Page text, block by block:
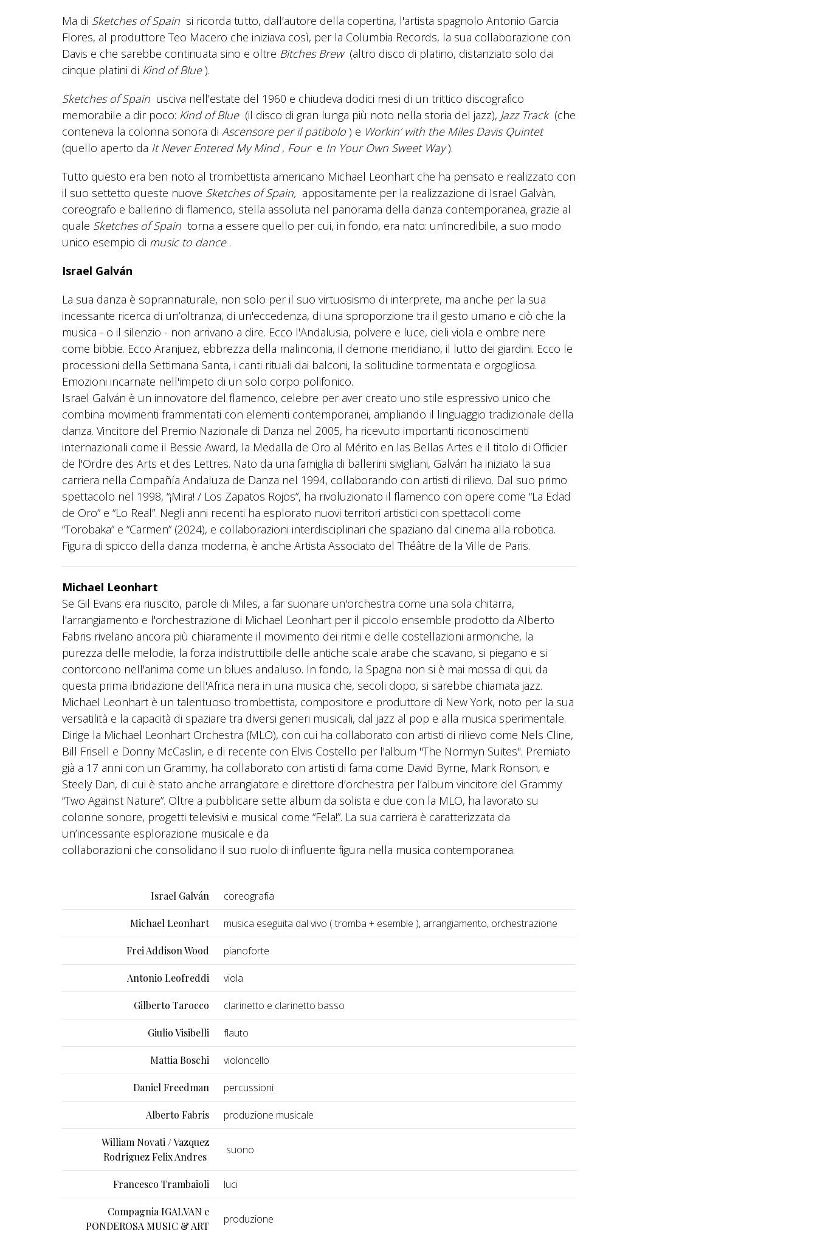
Ma di Sketches of Spain si ricorda tutto, dall’autore della copertina, l'artista spagnolo Antonio Garcia
Flores, al produttore Teo Macero che iniziava così, per la Columbia Records, la sua collaborazione con
Davis e che sarebbe continuata sino e oltre Bitches Brew (altro disco di platino, distanziato solo dai
cinque platini di Kind of Blue ).
Sketches of Spain usciva nell’estate del 1960 e chiudeva dodici mesi di un trittico discografico
memorabile a dir poco: Kind of Blue (il disco di gran lunga più noto nella storia del jazz), Jazz Track (che
conteneva la colonna sonora di Ascensore per il patibolo ) e Workin’ with the Miles Davis Quintet
(quello aperto da It Never Entered My Mind , Four e In Your Own Sweet Way ).
Tutto questo era ben noto al trombettista americano Michael Leonhart che ha pensato e realizzato con
il suo settetto queste nuove Sketches of Spain, appositamente per la realizzazione di Israel Galvàn,
coreografo e ballerino di flamenco, stella assoluta nel panorama della danza contemporanea, grazie al
quale Sketches of Spain torna a essere quello per cui, in fondo, era nato: un’incredibile, a suo modo
unico esempio di music to dance .
Israel Galván
La sua danza è soprannaturale, non solo per il suo virtuosismo di interprete, ma anche per la sua
incessante ricerca di un’oltranza, di un'eccedenza, di una sproporzione tra il gesto umano e ciò che la
musica - o il silenzio - non arrivano a dire. Ecco l'Andalusia, polvere e luce, cieli viola e ombre nere
come bibbie. Ecco Aranjuez, ebbrezza della malinconia, il demone meridiano, il lutto dei giardini. Ecco le
processioni della Settimana Santa, i canti rituali dai balconi, la solitudine tormentata e orgogliosa.
Emozioni incarnate nell'impeto di un solo corpo polifonico.
Israel Galván è un innovatore del flamenco, celebre per aver creato uno stile espressivo unico che
combina movimenti frammentati con elementi contemporanei, ampliando il linguaggio tradizionale della
danza. Vincitore del Premio Nazionale di Danza nel 2005, ha ricevuto importanti riconoscimenti
internazionali come il Bessie Award, la Medalla de Oro al Mérito en las Bellas Artes e il titolo di Officier
de l'Ordre des Arts et des Lettres. Nato da una famiglia di ballerini sivigliani, Galván ha iniziato la sua
carriera nella Compañía Andaluza de Danza nel 1994, collaborando con artisti di rilievo. Dal suo primo
spettacolo nel 1998, “¡Mira! / Los Zapatos Rojos”, ha rivoluzionato il flamenco con opere come “La Edad
de Oro” e “Lo Real”. Negli anni recenti ha esplorato nuovi territori artistici con spettacoli come
“Torobaka” e “Carmen” (2024), e collaborazioni interdisciplinari che spaziano dal cinema alla robotica.
Figura di spicco della danza moderna, è anche Artista Associato del Théâtre de la Ville de Paris.
Michael Leonhart
Se Gil Evans era riuscito, parole di Miles, a far suonare un'orchestra come una sola chitarra,
l'arrangiamento e l'orchestrazione di Michael Leonhart per il piccolo ensemble prodotto da Alberto
Fabris rivelano ancora più chiaramente il movimento dei ritmi e delle costellazioni armoniche, la
purezza delle melodie, la forza indistruttibile delle antiche scale arabe che scavano, si piegano e si
contorcono nell'anima come un blues andaluso. In fondo, la Spagna non si è mai mossa di qui, da
questa prima ibridazione dell'Africa nera in una musica che, secoli dopo, si sarebbe chiamata jazz.
Michael Leonhart è un talentuoso trombettista, compositore e produttore di New York, noto per la sua
versatilità e la capacità di spaziare tra diversi generi musicali, dal jazz al pop e alla musica sperimentale.
Dirige la Michael Leonhart Orchestra (MLO), con cui ha collaborato con artisti di rilievo come Nels Cline,
Bill Frisell e Donny McCaslin, e di recente con Elvis Costello per l'album "The Normyn Suites". Premiato
già a 17 anni con un Grammy, ha collaborato con artisti di fama come David Byrne, Mark Ronson, e
Steely Dan, di cui è stato anche arrangiatore e direttore d’orchestra per l’album vincitore del Grammy
“Two Against Nature”. Oltre a pubblicare sette album da solista e due con la MLO, ha lavorato su
colonne sonore, progetti televisivi e musical come “Fela!”. La sua carriera è caratterizzata da
un’incessante esplorazione musicale e da
collaborazioni che consolidano il suo ruolo di influente figura nella musica contemporanea.
Israel Galván coreografia
Michael Leonhart musica eseguita dal vivo ( tromba + esemble ), arrangiamento, orchestrazione
Frei Addison Wood pianoforte
Antonio Leofreddi viola
Gilberto Tarocco clarinetto e clarinetto basso
Giulio Visibelli flauto
Mattia Boschi violoncello
Daniel Freedman percussioni
Alberto Fabris produzione musicale
William Novati / Vazquez
Rodriguez Felix Andres
suono
Francesco Trambaioli luci
Compagnia IGALVAN e
PONDEROSA MUSIC & ART
produzione